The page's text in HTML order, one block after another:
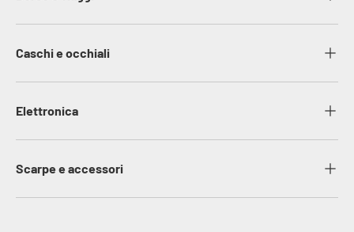
Caschi e occhiali
Elettronica
Scarpe e accessori